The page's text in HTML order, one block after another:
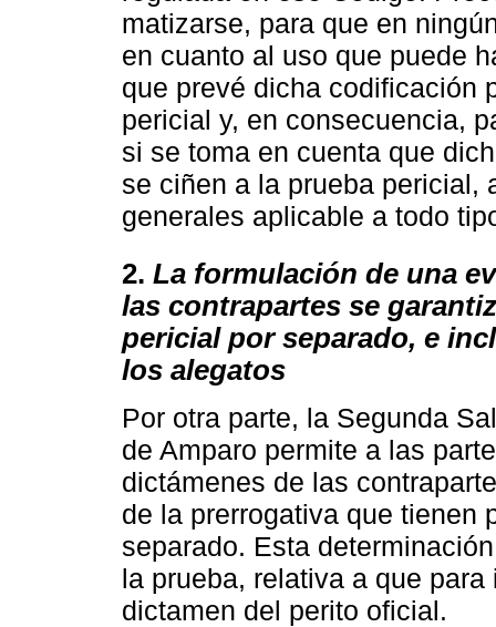
matizarse, para que en
en cuanto al uso que puede
que prevé dicha codificación
pericial y, en consecuencia,
si se toma en cuenta que
se ciñen a la prueba pericial,
generales aplicable a todo
2. La formulación de una
las contrapartes se
pericial por separado, e
los alegatos
Por otra parte, la Segunda
de Amparo permite a las
dictámenes de las
de la prerrogativa que tienen
separado. Esta
la prueba, relativa a que
dictamen del perito oficial.